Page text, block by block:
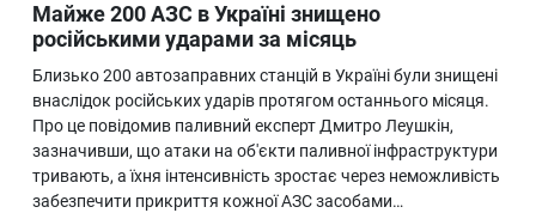
Майже 200 АЗС в Україні знищено
російськими ударами за місяць
Близько 200 автозаправних станцій в Україні були знищені
внаслідок російських ударів протягом останнього місяця.
Про це повідомив паливний експерт Дмитро Леушкін,
зазначивши, що атаки на об'єкти паливної інфраструктури
тривають, а їхня інтенсивність зростає через неможливість
забезпечити прикриття кожної АЗС засобами…